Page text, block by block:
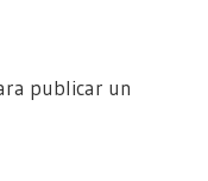
publicar un